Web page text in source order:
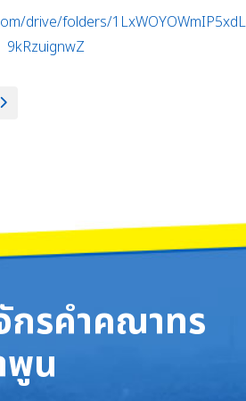
drive/folders/
9kRzuignwZ
น ภาคเรียนที่ 1/2568
ไป: ตารางเรียน ภาคเรียนที่ 2/2566
กรคำคณาทร
พูน